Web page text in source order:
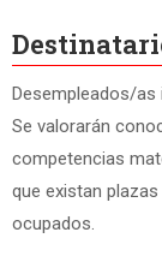
Desempleados/as
Se valorarán
competencias
que existan
ocupados.